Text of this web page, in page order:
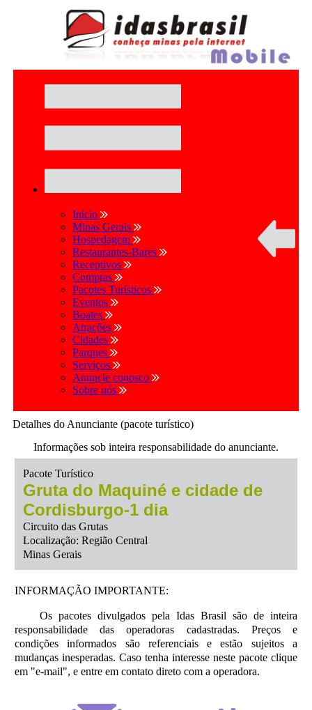
Início
Minas Gerais
Hospedagem
Restaurantes-Bares
Receptivos
Compras
Pacotes Turísticos
Eventos
Boates
Atrações
Cidades
Parques
Serviços
Anuncie conosco
Sobre nós
Detalhes do Anunciante (pacote turístico)
Informações sob inteira responsabilidade do anunciante.
Pacote Turístico
Gruta do Maquiné e cidade de
Cordisburgo-1 dia
Circuito das Grutas
Localização: Região Central
Minas Gerais
INFORMAÇÃO IMPORTANTE:
Os pacotes divulgados pela Idas Brasil são de inteira
responsabilidade das operadoras cadastradas. Preços e
condições informados são referenciais e estão sujeitos a
mudanças inesperadas. Caso tenha interesse neste pacote clique
em "e-mail", e entre em contato direto com a operadora.